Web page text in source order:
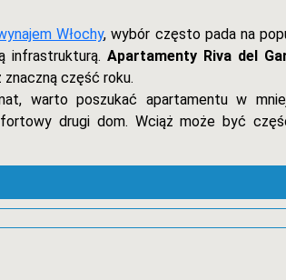
Włochy, wybór często pada na
infrastrukturą. Apartamenty Riva del
część roku.
warto poszukać apartamentu w
drugi dom. Wciąż może być